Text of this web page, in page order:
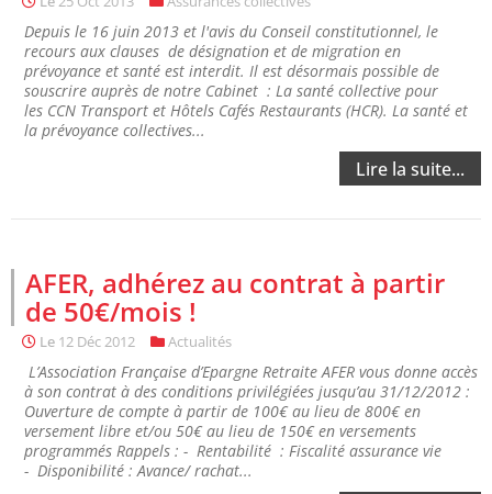
Depuis le 16 juin 2013 et l'avis du Conseil constitutionnel, le
recours aux clauses de désignation et de migration en
prévoyance et santé est interdit. Il est désormais possible de
souscrire auprès de notre Cabinet : La santé collective pour
les CCN Transport et Hôtels Cafés Restaurants (HCR). La santé et
la prévoyance collectives...
Lire la suite...
AFER, adhérez au contrat à partir
de 50€/mois !
Le 12 Déc 2012 Actualités
L’Association Française d’Epargne Retraite AFER vous donne accès
à son contrat à des conditions privilégiées jusqu’au 31/12/2012 :
Ouverture de compte à partir de 100€ au lieu de 800€ en
versement libre et/ou 50€ au lieu de 150€ en versements
programmés Rappels : - Rentabilité : Fiscalité assurance vie
- Disponibilité : Avance/ rachat...